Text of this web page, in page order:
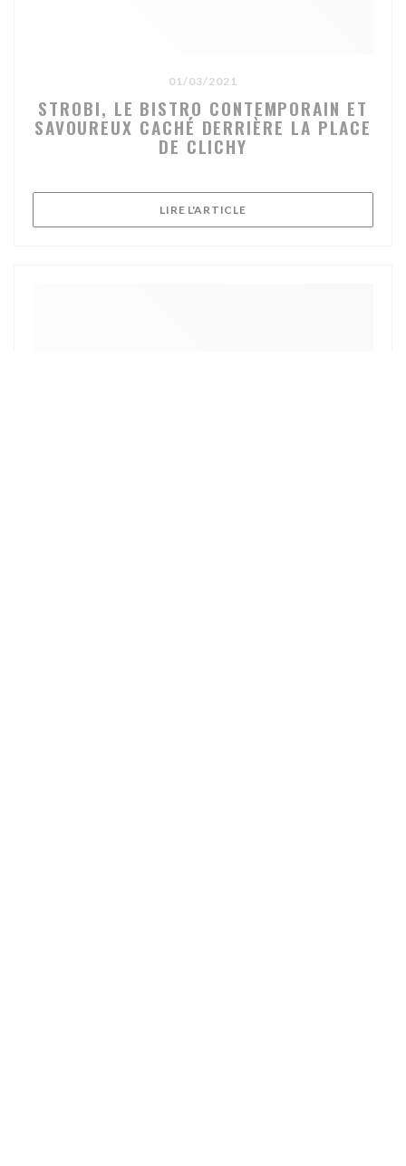
01/03/2021
STROBI, LE BISTRO CONTEMPORAIN ET
SAVOUREUX CACHÉ DERRIÈRE LA PLACE
DE CLICHY
LIRE L'ARTICLE((OUVRE UNE NOUVELLE